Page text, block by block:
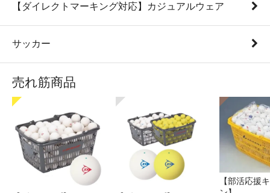
【ダイレクトマーキング対応】カジュアルウェア
サッカー
売れ筋商品
【部活応援